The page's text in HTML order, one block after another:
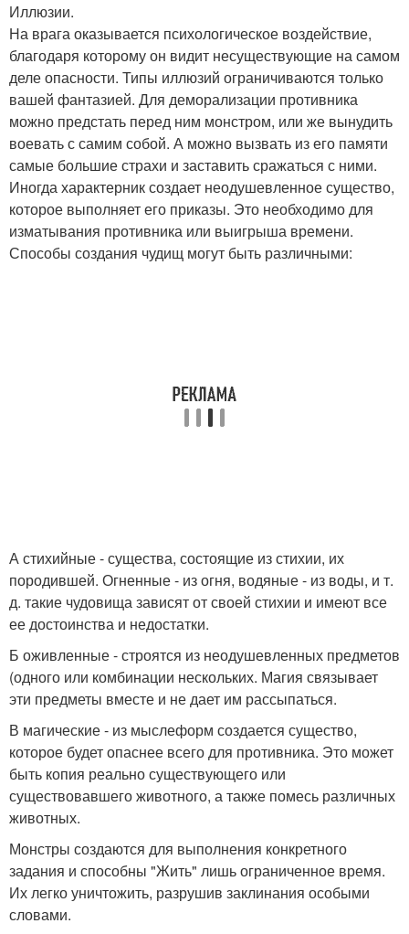
Иллюзии.
На врага оказывается психологическое воздействие,
благодаря которому он видит несуществующие на самом
деле опасности. Типы иллюзий ограничиваются только
вашей фантазией. Для деморализации противника
можно предстать перед ним монстром, или же вынудить
воевать с самим собой. А можно вызвать из его памяти
самые большие страхи и заставить сражаться с ними.
Иногда характерник создает неодушевленное существо,
которое выполняет его приказы. Это необходимо для
изматывания противника или выигрыша времени.
Способы создания чудищ могут быть различными:
А стихийные - существа, состоящие из стихии, их
породившей. Огненные - из огня, водяные - из воды, и т.
д. такие чудовища зависят от своей стихии и имеют все
ее достоинства и недостатки.
Б оживленные - строятся из неодушевленных предметов
(одного или комбинации нескольких. Магия связывает
эти предметы вместе и не дает им рассыпаться.
В магические - из мыслеформ создается существо,
которое будет опаснее всего для противника. Это может
быть копия реально существующего или
существовавшего животного, а также помесь различных
животных.
Монстры создаются для выполнения конкретного
задания и способны "Жить" лишь ограниченное время.
Их легко уничтожить, разрушив заклинания особыми
словами.